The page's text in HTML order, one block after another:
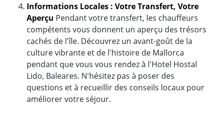
Informations Locales : Votre Transfert, Votre
Aperçu Pendant votre transfert, les chauffeurs
compétents vous donnent un aperçu des trésors
cachés de l'île. Découvrez un avant-goût de la
culture vibrante et de l'histoire de Mallorca
pendant que vous vous rendez à l'Hotel Hostal
Lido, Baleares. N'hésitez pas à poser des
questions et à recueillir des conseils locaux pour
améliorer votre séjour.